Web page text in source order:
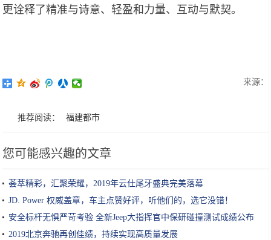
更诠释了精准与诗意、轻盈和力量、互动与默契。
来源：
推荐阅读： 福建都市
您可能感兴趣的文章
荟萃精彩，汇聚荣耀，2019年云仕尾牙盛典完美落幕
JD. Power 权威盖章，车主点赞好评，听他们的，选它没错！
安全标杆无惧严苛考验 全新Jeep大指挥官中保研碰撞测试成绩公布
2019北京奔驰再创佳绩，持续实现高质量发展